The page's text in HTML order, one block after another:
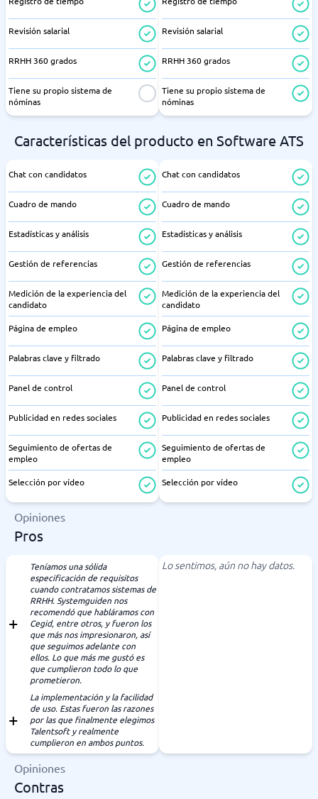
Revisión salarial
RRHH 360 grados
Tiene su propio sistema de
nóminas
Revisión salarial
RRHH 360 grados
Tiene su propio sistema de
nóminas
Características del producto en Software ATS
Chat con candidatos
Cuadro de mando
Estadísticas y análisis
Gestión de referencias
Medición de la experiencia del
candidato
Página de empleo
Palabras clave y filtrado
Panel de control
Publicidad en redes sociales
Seguimiento de ofertas de
empleo
Selección por vídeo
Chat con candidatos
Cuadro de mando
Estadísticas y análisis
Gestión de referencias
Medición de la experiencia del
candidato
Página de empleo
Palabras clave y filtrado
Panel de control
Publicidad en redes sociales
Seguimiento de ofertas de
empleo
Selección por vídeo
Opiniones
Pros
Teníamos una sólida
especificación de requisitos
cuando contratamos sistemas de
RRHH. Systemguiden nos
recomendó que habláramos con
Cegid, entre otros, y fueron los
que más nos impresionaron, así
que seguimos adelante con
ellos. Lo que más me gustó es
que cumplieron todo lo que
prometieron.
La implementación y la facilidad
de uso. Estas fueron las razones
por las que finalmente elegimos
Talentsoft y realmente
cumplieron en ambos puntos.
Lo sentimos, aún no hay datos.
Opiniones
Contras